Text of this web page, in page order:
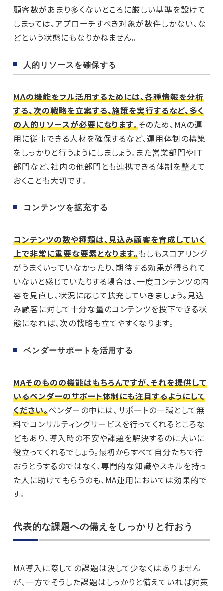
顧客数があまり多くないところに厳しい基準を設けて
しまっては、アプローチすべき対象が数件しかない、な
どという状態にもなりかねません。
人的リソースを確保する
MAの機能をフル活用するためには、各種情報を分析
する、次の戦略を立案する、施策を実行するなど、多く
の人的リソースが必要になります。そのため、MAの運
用に従事できる人材を確保するなど、運用体制の構築
をしっかりと行うようにしましょう。また営業部門やIT
部門など、社内の他部門とも連携できる体制を整えて
おくことも大切です。
コンテンツを拡充する
コンテンツの数や種類は、見込み顧客を育成していく
上で非常に重要な要素となります。もしもスコアリング
がうまくいっていなかったり、期待する効果が得られて
いないと感じていたりする場合は、一度コンテンツの内
容を見直し、状況に応じて拡充していきましょう。見込
み顧客に対して十分な量のコンテンツを投下できる状
態になれば、次の戦略も立てやすくなります。
ベンダーサポートを活用する
MAそのものの機能はもちろんですが、それを提供して
いるベンダーのサポート体制にも注目するようにして
ください。ベンダーの中には、サポートの一環として無
料でコンサルティングサービスを行ってくれるところな
どもあり、導入時の不安や課題を解決するのに大いに
役立ってくれるでしょう。最初からすべて自分たちで行
おうとうするのではなく、専門的な知識やスキルを持っ
た人に助けてもらうのも、MA運用においては効果的で
す。
代表的な課題への備えをしっかりと行おう
MA導入に際しての課題は決して少なくはありません
が、一方でそうした課題はしっかりと備えていれば対策